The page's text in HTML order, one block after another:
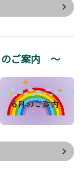
のご案内 ～